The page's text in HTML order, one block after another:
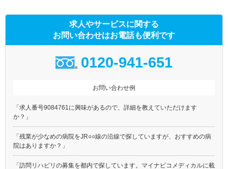
求人やサービスに関する
お問い合わせはお電話も便利です
0120-941-651
お問い合わせ例
「求人番号9084761に興味があるので、詳細を教えていただけます
か？」
「残業が少なめの病院をJR○○線の沿線で探していますが、おすすめの病
院はありますか？」
「訪問リハビリの募集を都内で探しています。マイナビコメディカルに載